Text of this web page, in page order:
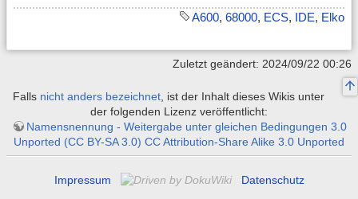
A600, 68000, ECS, IDE, Elko
Zuletzt geändert: 2024/09/22 00:26
Falls nicht anders bezeichnet , ist der Inhalt dieses Wikis unter
der folgenden Lizenz veröffentlicht:
Namensnennung - Weitergabe unter gleichen Bedingungen 3.0
Unported (CC BY-SA 3.0) CC Attribution-Share Alike 3.0 Unported
Impressum Datenschutz